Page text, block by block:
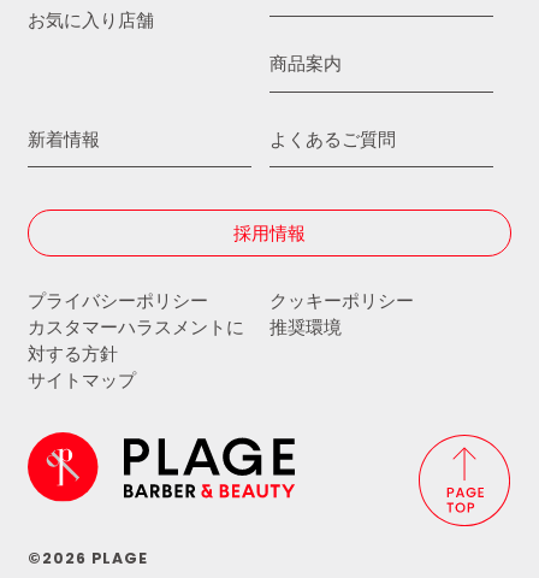
お気に入り店舗
商品案内
新着情報 よくあるご質問
採用情報
プライバシーポリシー
クッキーポリシー
カスタマーハラスメントに
対する方針
推奨環境
サイトマップ
©2026 PLAGE